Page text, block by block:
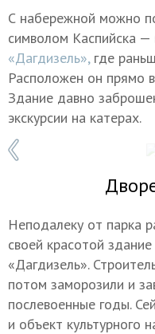
С набережной можно
символом Каспийска —
«Дагдизель»,где
Расположен он прямо
Здание давно
экскурсии на катерах.
Неподалеку от парка
своей красотой
«Дагдизель».
потом заморозили и
послевоенные годы.
и объект культурного